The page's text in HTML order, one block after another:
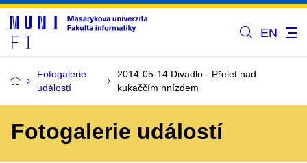
EN
Fotogalerie
událostí
2014-05-14 Divadlo - Přelet nad
kukaččím hnízdem
Fotogalerie událostí